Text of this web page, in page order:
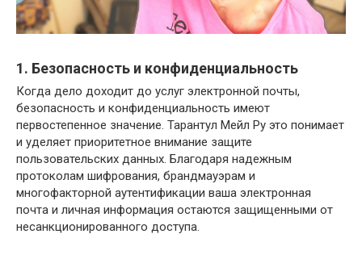
1. Безопасность и конфиденциальность
Когда дело доходит до услуг электронной почты,
безопасность и конфиденциальность имеют
первостепенное значение. Тарантул Мейл Ру это понимает
и уделяет приоритетное внимание защите
пользовательских данных. Благодаря надежным
протоколам шифрования, брандмауэрам и
многофакторной аутентификации ваша электронная
почта и личная информация остаются защищенными от
несанкционированного доступа.